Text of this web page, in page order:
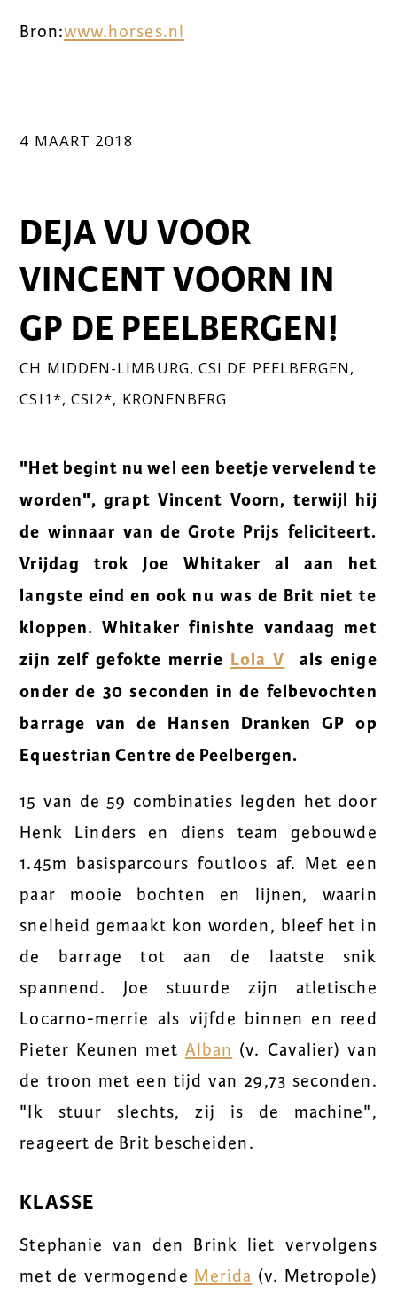
Bron:www.horses.nl
4 MAART 2018
DEJA VU VOOR
VINCENT VOORN IN
GP DE PEELBERGEN!
CH MIDDEN-LIMBURG, CSI DE PEELBERGEN,
CSI1*, CSI2*, KRONENBERG
"Het begint nu wel een beetje vervelend te
worden", grapt Vincent Voorn, terwijl hij
de winnaar van de Grote Prijs feliciteert.
Vrijdag trok Joe Whitaker al aan het
langste eind en ook nu was de Brit niet te
kloppen. Whitaker finishte vandaag met
zijn zelf gefokte merrie Lola V als enige
onder de 30 seconden in de felbevochten
barrage van de Hansen Dranken GP op
Equestrian Centre de Peelbergen.
15 van de 59 combinaties legden het door
Henk Linders en diens team gebouwde
1.45m basisparcours foutloos af. Met een
paar mooie bochten en lijnen, waarin
snelheid gemaakt kon worden, bleef het in
de barrage tot aan de laatste snik
spannend. Joe stuurde zijn atletische
Locarno-merrie als vijfde binnen en reed
Pieter Keunen met Alban (v. Cavalier) van
de troon met een tijd van 29,73 seconden.
"Ik stuur slechts, zij is de machine",
reageert de Brit bescheiden.
KLASSE
Stephanie van den Brink liet vervolgens
met de vermogende Merida (v. Metropole)